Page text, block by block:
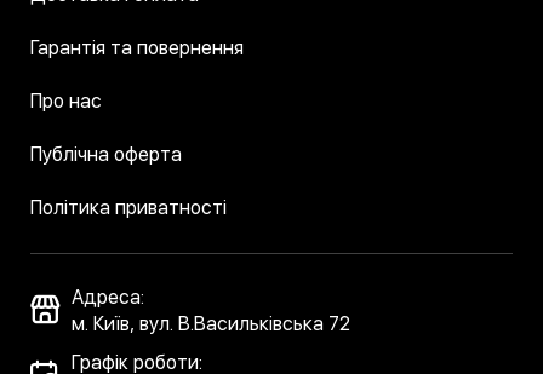
Гарантія та повернення
Про нас
Публічна оферта
Політика приватності
Адреса:
м. Київ, вул. В.Васильківська 72
Графік роботи: